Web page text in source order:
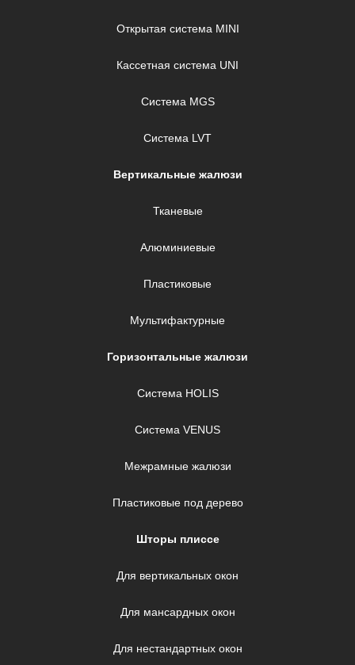
Открытая система MINI
Кассетная система UNI
Система MGS
Система LVT
Вертикальные жалюзи
Тканевые
Алюминиевые
Пластиковые
Мультифактурные
Горизонтальные жалюзи
Система HOLIS
Система VENUS
Межрамные жалюзи
Пластиковые под дерево
Шторы плиссе
Для вертикальных окон
Для мансардных окон
Для нестандартных окон